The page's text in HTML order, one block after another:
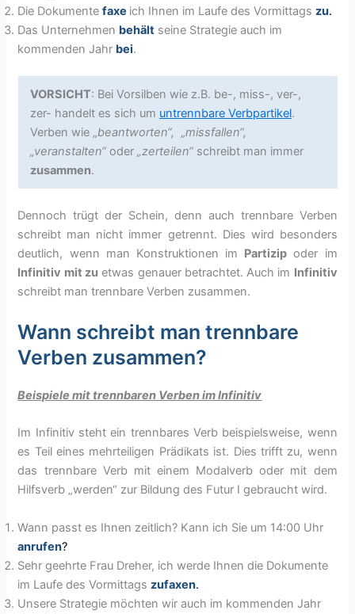
Die Dokumentefaxe ich Ihnen im Laufe des Vormittagszu.
Das Unternehmen behält seine Strategie auch im
kommenden Jahr bei.
VORSICHT: Bei Vorsilben wie z.B. be-, miss-, ver-,
zer- handelt es sich um untrennbare Verbpartikel.
Verben wie „beantworten“, „missfallen“,
„veranstalten“ oder „zerteilen“ schreibt man immer
zusammen.
Dennoch trügt der Schein, denn auch trennbare Verben
schreibt man nicht immer getrennt. Dies wird besonders
deutlich, wenn man Konstruktionen im Partizip oder im
Infinitiv mit zu etwas genauer betrachtet. Auch im Infinitiv
schreibt man trennbare Verben zusammen.
Wann schreibt man trennbare
Verben zusammen?
Beispiele mit trennbaren Verben im Infinitiv
Im Infinitiv steht ein trennbares Verb beispielsweise, wenn
es Teil eines mehrteiligen Prädikats ist. Dies trifft zu, wenn
das trennbare Verb mit einem Modalverb oder mit dem
Hilfsverb „werden“ zur Bildung des Futur I gebraucht wird.
Wann passt es Ihnen zeitlich? Kann ich Sie um 14:00 Uhr
anrufen?
Sehr geehrte Frau Dreher, ich werde Ihnen die Dokumente
im Laufe des Vormittags zufaxen.
Unsere Strategie möchten wir auch im kommenden Jahr